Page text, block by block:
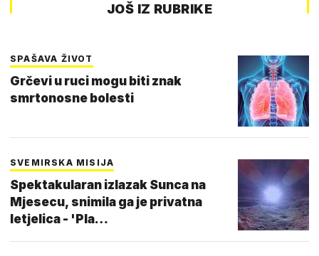
JOŠ IZ RUBRIKE
SPAŠAVA ŽIVOT
Grčevi u ruci mogu biti znak
smrtonosne bolesti
SVEMIRSKA MISIJA
Spektakularan izlazak Sunca na
Mjesecu, snimila ga je privatna
letjelica - 'Pla…